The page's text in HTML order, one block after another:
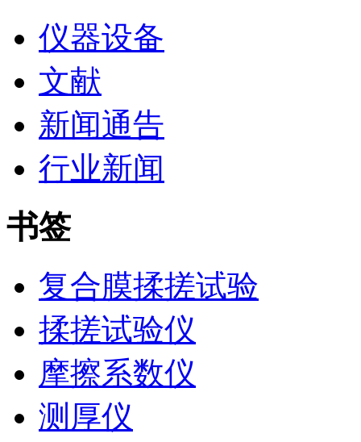
仪器设备
文献
新闻通告
行业新闻
书签
复合膜揉搓试验
揉搓试验仪
摩擦系数仪
测厚仪